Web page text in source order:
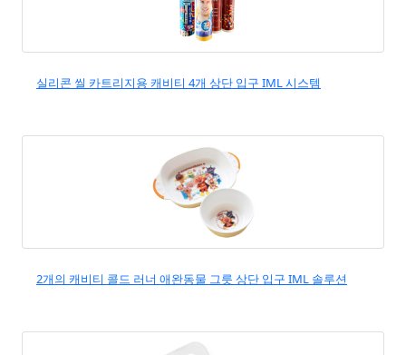
실리콘 씰 카트리지용 캐비티 4개 상단 입구 IML 시스템
2개의 캐비티 콜드 러너 애완동물 그릇 상단 입구 IML 솔루션